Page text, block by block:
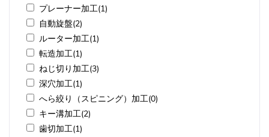
プレーナー加工(1)
自動旋盤(2)
ルーター加工(1)
転造加工(1)
ねじ切り加工(3)
深穴加工(1)
へら絞り（スピニング）加工(0)
キー溝加工(2)
歯切加工(1)